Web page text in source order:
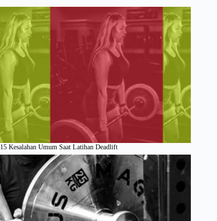
15 Kesalahan Umum Saat Latihan Deadlift